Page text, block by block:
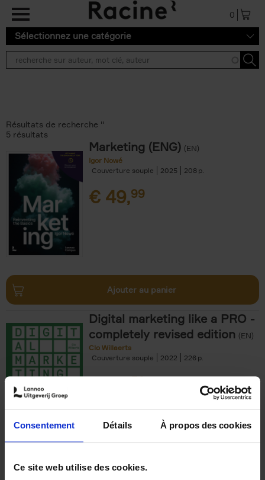
Consentement Détails À propos des cookies
Ce site web utilise des cookies.
Aller au contenu principal
0
Sélectionnez une catégorie
Résultats de recherche ''
5 résultats
Marketing (ENG) (EN)
Igor Nowé
Couverture souple
2025 208
€ 49,99
Ajouter au panier
Digital marketing like a PRO -
completely revised edition (EN)
Clo Willaerts
Couverture souple
2022 226
€35,50